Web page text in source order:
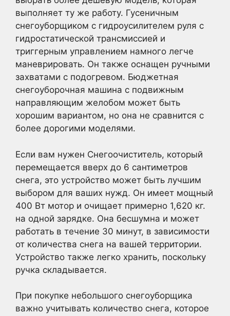
выполняет ту же работу. Гусеничным
снегоуборщиком с гидроусилителем руля с
гидростатической трансмиссией и
триггерным управлением намного легче
маневрировать. Он также оснащен ручными
захватами с подогревом. Бюджетная
снегоуборочная машина с подвижным
направляющим желобом может быть
хорошим вариантом, но она не сравнится с
более дорогими моделями.
Если вам нужен Снегоочиститель, который
перемещается вверх до 6 сантиметров
снега, это устройство может быть лучшим
выбором для ваших нужд. Он имеет мощный
400 Вт мотор и очищает примерно 1,620 кг.
на одной зарядке. Она бесшумна и может
работать в течение 30 минут, в зависимости
от количества снега на вашей территории.
Устройство также легко хранить, поскольку
ручка складывается.
При покупке небольшого снегоуборщика
важно учитывать количество снега, которое